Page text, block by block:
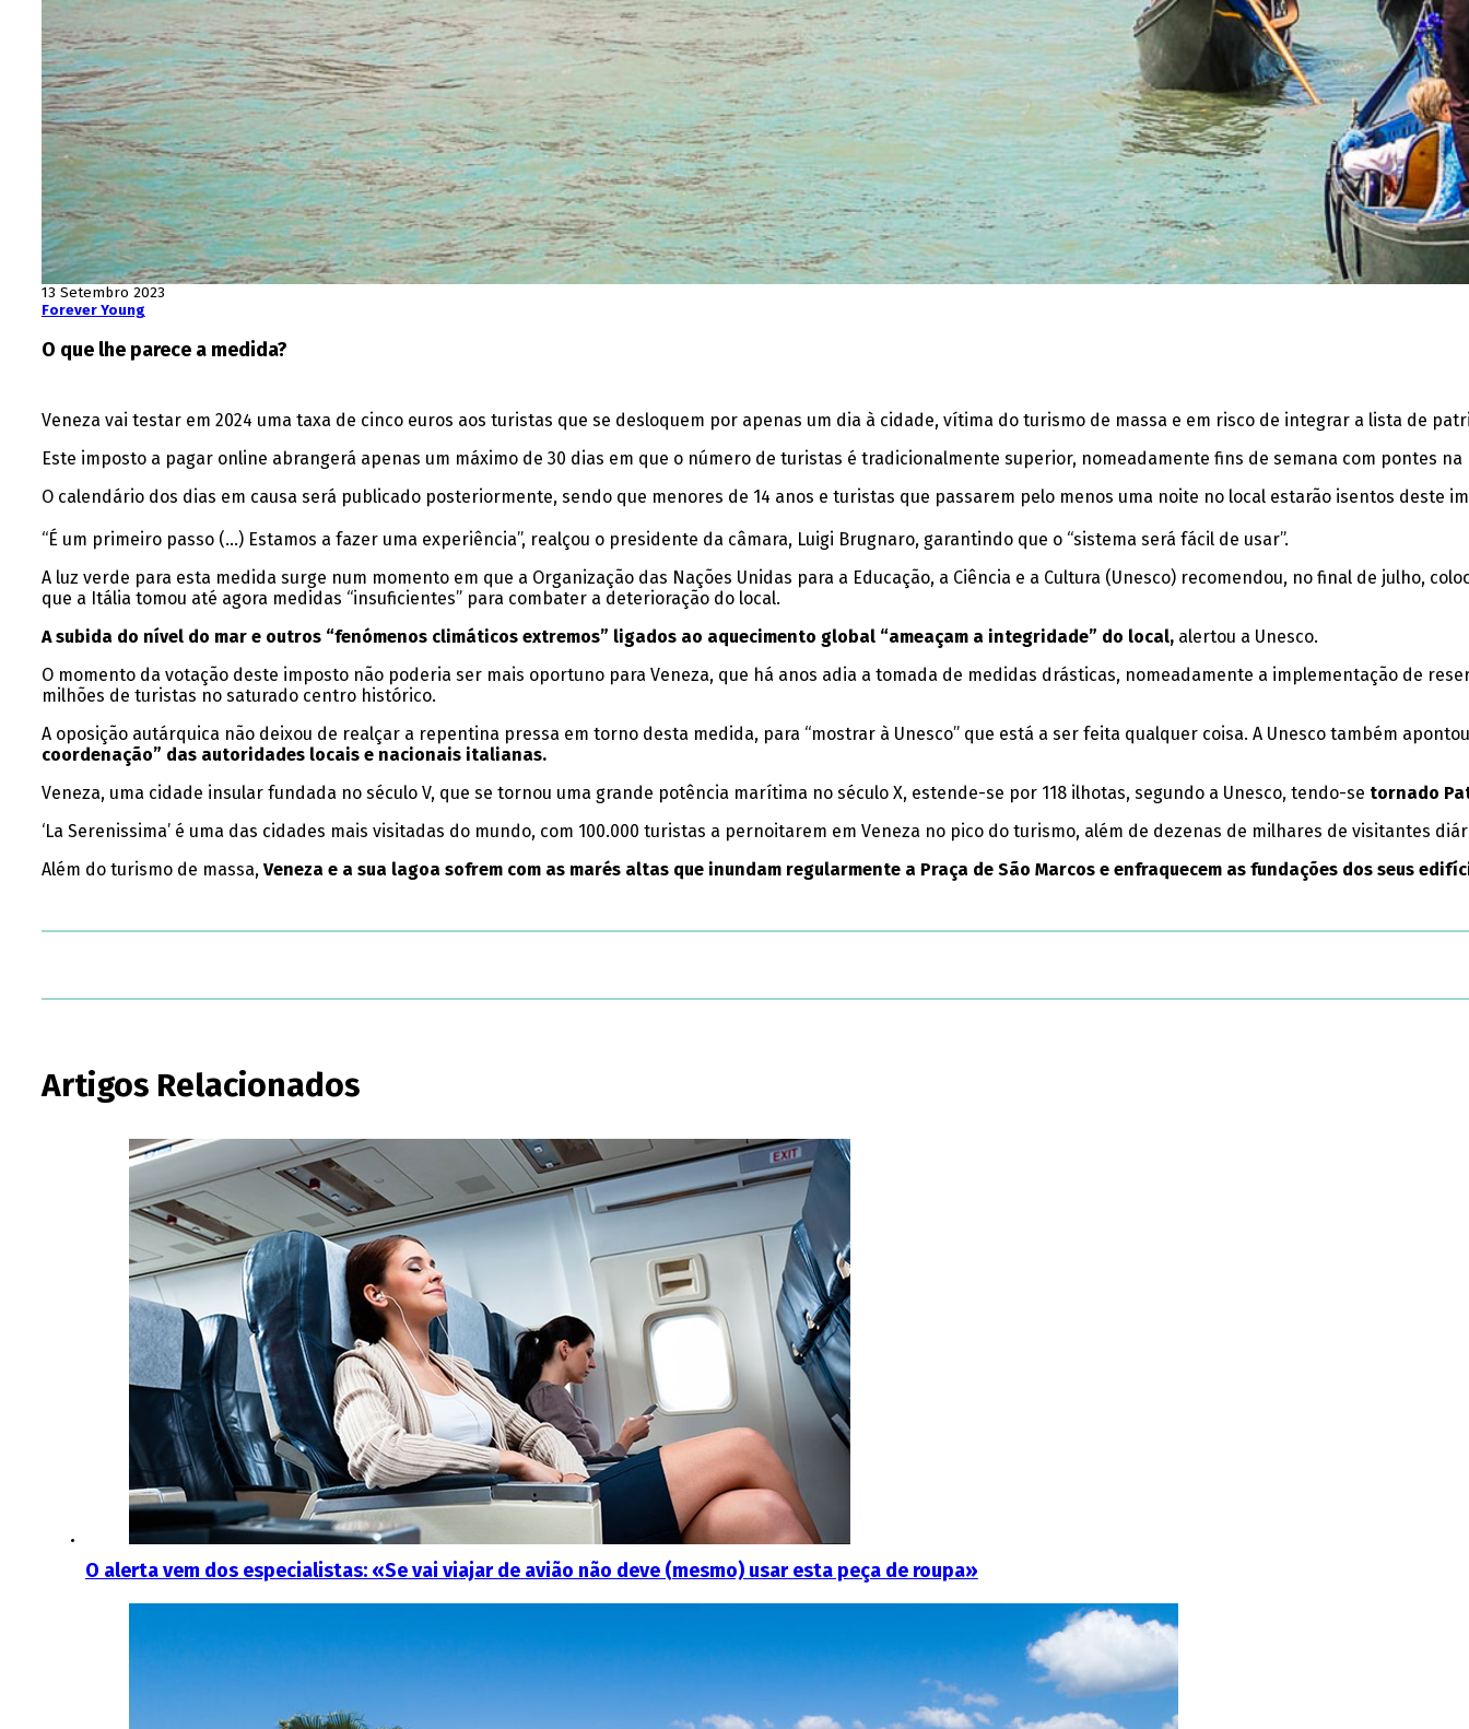
13 Setembro 2023
Forever Young
O que lhe parece a medida?
Veneza vai testar em 2024 uma taxa de cinco euros aos turistas que se desloquem por apenas um dia à cidade, vítima do turismo de massa e em risco de integrar a lista de
Este imposto a pagar online abrangerá apenas um máximo de 30 dias em que o número de turistas é tradicionalmente superior, nomeadamente fins de semana com pontes na
O calendário dos dias em causa será publicado posteriormente, sendo que menores de 14 anos e turistas que passarem pelo menos uma noite no local estarão isentos deste
“É um primeiro passo (…) Estamos a fazer uma experiência”, realçou o presidente da câmara, Luigi Brugnaro, garantindo que o “sistema será fácil de usar”.
A luz verde para esta medida surge num momento em que a Organização das Nações Unidas para a Educação, a Ciência e a Cultura (Unesco) recomendou, no final de julho,
que a Itália tomou até agora medidas “insuficientes” para combater a deterioração do local.
A subida do nível do mar e outros “fenómenos climáticos extremos” ligados ao aquecimento global “ameaçam a integridade” do local,alertou a Unesco.
O momento da votação deste imposto não poderia ser mais oportuno para Veneza, que há anos adia a tomada de medidas drásticas, nomeadamente a implementação de
milhões de turistas no saturado centro histórico.
A oposição autárquica não deixou de realçar a repentina pressa em torno desta medida, para “mostrar à Unesco” que está a ser feita qualquer coisa. A Unesco também
coordenação” das autoridades locais e nacionais italianas.
Veneza, uma cidade insular fundada no século V, que se tornou uma grande potência marítima no século X, estende-se por 118 ilhotas, segundo a Unesco, tendo-se tornado
‘La Serenissima’ é uma das cidades mais visitadas do mundo, com 100.000 turistas a pernoitarem em Veneza no pico do turismo, além de dezenas de milhares de visitantes
Além do turismo de massa, Veneza e a sua lagoa sofrem com as marés altas que inundam regularmente a Praça de São Marcos e enfraquecem as fundações dos seus
Artigos Relacionados
O alerta vem dos especialistas: «Se vai viajar de avião não deve (mesmo) usar esta peça de roupa»